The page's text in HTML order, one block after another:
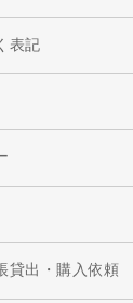
表記
貸出・購入依頼